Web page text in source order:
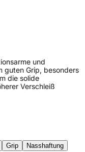
und
guten Grip, besonders
die solide
Verschleiß
Grip
Nasshaftung